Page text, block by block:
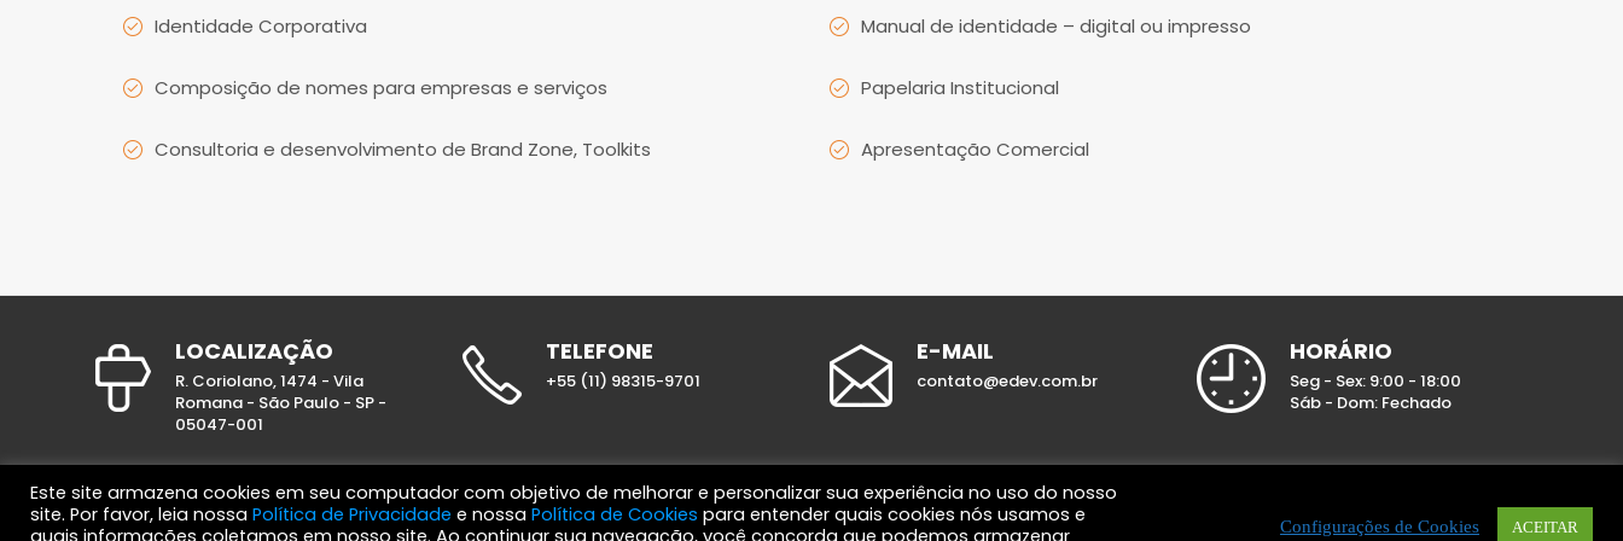
Identidade Corporativa
Composição de nomes para empresas e serviços
Consultoria e desenvolvimento de Brand Zone, Toolkits
Manual de identidade – digital ou impresso
Papelaria Institucional
Apresentação Comercial
LOCALIZAÇÃO
R. Coriolano, 1474 - Vila
Romana - São Paulo - SP -
05047-001
TELEFONE
+55 (11) 98315-9701
E-MAIL
contato@edev.com.br
HORÁRIO
Seg - Sex: 9:00 - 18:00
Sáb - Dom: Fechado
© 2017 e.Dev Solutions. Todos os direitos reservados.
Este site armazena cookies em seu computador com objetivo de melhorar e personalizar sua experiência no uso do nosso
site. Por favor, leia nossa Política de Privacidade e nossa Política de Cookies para entender quais cookies nós usamos e
quais informações coletamos em nosso site. Ao continuar sua navegação, você concorda que podemos armazenar
Configurações de Cookies ACEITAR